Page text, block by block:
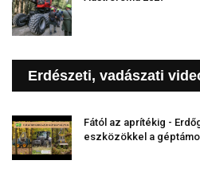
Erdészeti, vadászati
Fától az aprítékig -
eszközökkel a